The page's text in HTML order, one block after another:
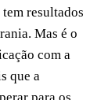
resultados
Mas é o
com a
que a